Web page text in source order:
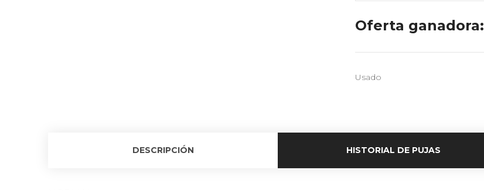
Oferta ganadora:
Usado
DESCRIPCIÓN HISTORIAL DE PUJAS